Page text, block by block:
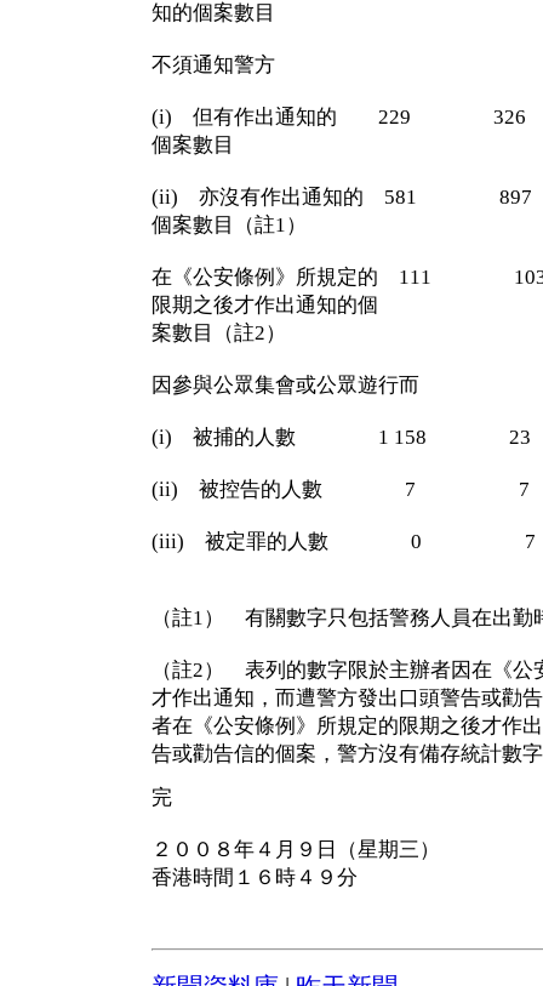
知的個案數目
不須通知警方
(i) 但有作出通知的 229
個案數目
(ii) 亦沒有作出通知的 581
個案數目（註1）
在《公安條例》所規定的
限期之後才作出通知的個
案數目（註2）
因參與公眾集會或公眾遊行而
(i) 被捕的人數 1 158
(ii) 被控告的人數
(iii) 被定罪的人數
（註1） 有關數字只包括警務人員在出勤
（註2） 表列的數字限於主辦者因在《公
才作出通知，而遭警方發出口頭警告或勸
者在《公安條例》所規定的限期之後才作
告或勸告信的個案，警方沒有備存統計數
完
２００８年４月９日（星期三）
香港時間１６時４９分